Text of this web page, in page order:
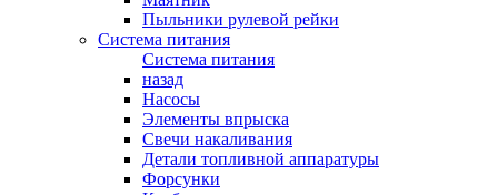
Пыльники рулевой рейки
Система питания
Система питания
назад
Насосы
Элементы впрыска
Свечи накаливания
Детали топливной аппаратуры
Форсунки